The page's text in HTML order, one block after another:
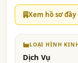
Xem hồ sơ
LOẠI HÌNH
Dịch Vụ